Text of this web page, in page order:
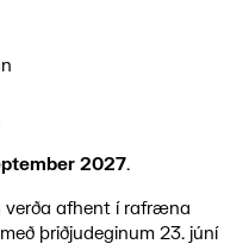
2027.
verða afhent í rafræna
þriðjudeginum 23. júní